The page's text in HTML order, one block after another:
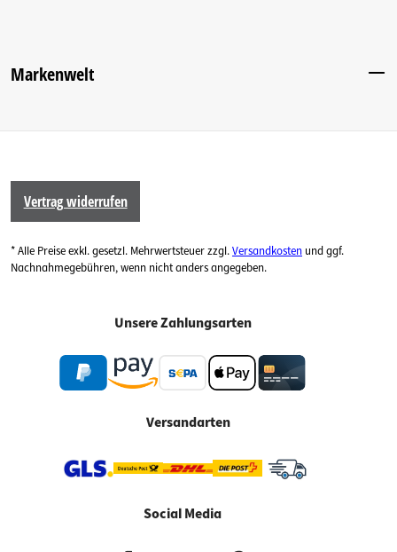
Markenwelt
Vertrag widerrufen
* Alle Preise exkl. gesetzl. Mehrwertsteuer zzgl.Versandkosten und ggf.
Nachnahmegebühren, wenn nicht anders angegeben.
Unsere Zahlungsarten
Versandarten
Social Media